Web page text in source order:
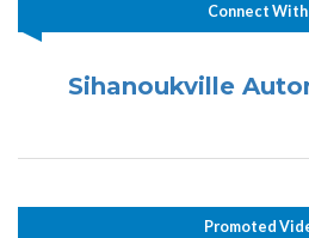
Connect With
Sihanoukville
Promoted